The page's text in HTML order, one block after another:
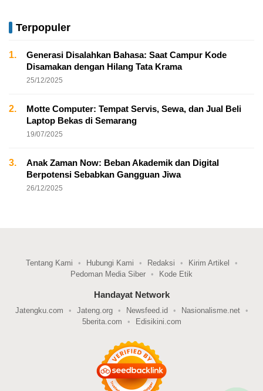
Terpopuler
1.
Generasi Disalahkan Bahasa: Saat Campur Kode
Disamakan dengan Hilang Tata Krama
25/12/2025
2.
Motte Computer: Tempat Servis, Sewa, dan Jual Beli
Laptop Bekas di Semarang
19/07/2025
3.
Anak Zaman Now: Beban Akademik dan Digital
Berpotensi Sebabkan Gangguan Jiwa
26/12/2025
Tentang Kami Hubungi Kami Redaksi
Kirim Artikel
Pedoman Media Siber
Kode Etik
Handayat Network
Jatengku.com Jateng.org Newsfeed.id
Nasionalisme.net
5berita.com
Edisikini.com